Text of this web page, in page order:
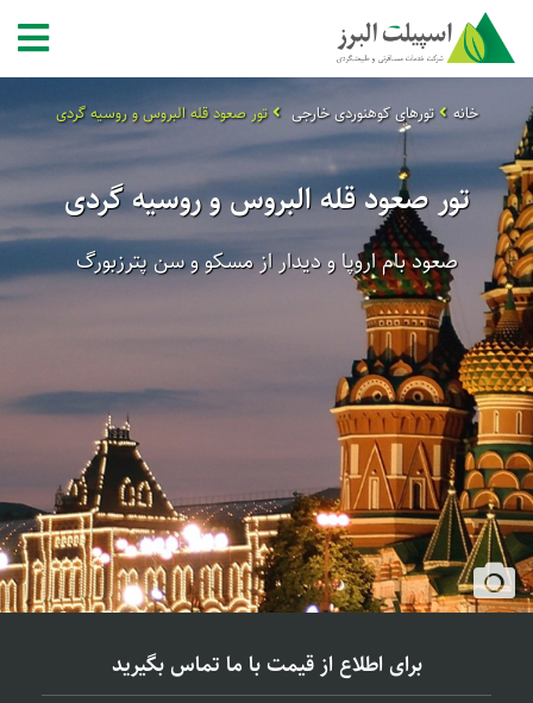
خانه تورهای کوهنوردی خارجی تور صعود قله البروس و روسیه گردی
تور صعود قله البروس و روسیه گردی
صعود بام اروپا و دیدار از مسکو و سن پترزبورگ
برای اطلاع از قیمت با ما تماس بگیرید